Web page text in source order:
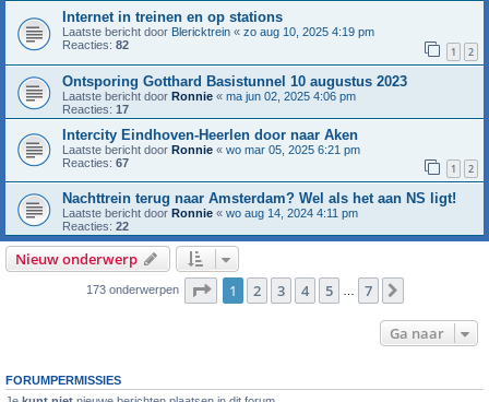
Internet in treinen en op stations
Laatste bericht door Blericktrein « zo aug 10, 2025 4:19 pm
Reacties: 82 1 2
Ontsporing Gotthard Basistunnel 10 augustus 2023
Laatste bericht door Ronnie « ma jun 02, 2025 4:06 pm
Reacties: 17
Intercity Eindhoven-Heerlen door naar Aken
Laatste bericht door Ronnie « wo mar 05, 2025 6:21 pm
Reacties: 67 1 2
Nachttrein terug naar Amsterdam? Wel als het aan NS ligt!
Laatste bericht door Ronnie « wo aug 14, 2024 4:11 pm
Reacties: 22
Nieuw onderwerp
173 onderwerpen Pagina van 7
1 2 3 4 5 7
Ga naar
FORUMPERMISSIES